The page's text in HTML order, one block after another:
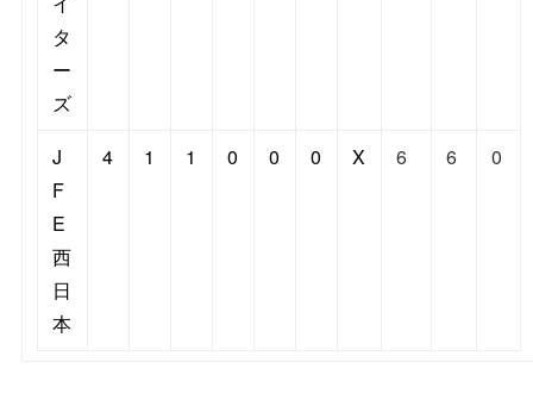
タ
ー
ズ
J
F
E
西
日
本
4 1 1 0 0 0 X 6 6 0